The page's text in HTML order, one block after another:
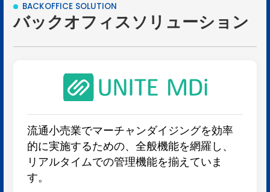
BACKOFFICE SOLUTION
バックオフィスソリューション
流通小売業でマーチャンダイジングを効率
的に実施するための、全般機能を網羅し、
リアルタイムでの管理機能を揃えていま
す。